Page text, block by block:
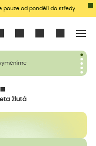
pouze od pondělí do středy
žlutá